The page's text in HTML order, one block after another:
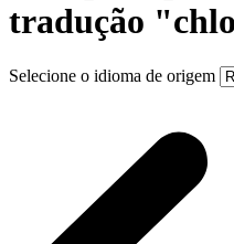
tradução
Selecione o idioma de origem